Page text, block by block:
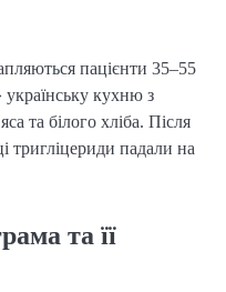
пацієнти 35–55
українську кухню з
та білого хліба. Після
тригліцериди падали на
та її